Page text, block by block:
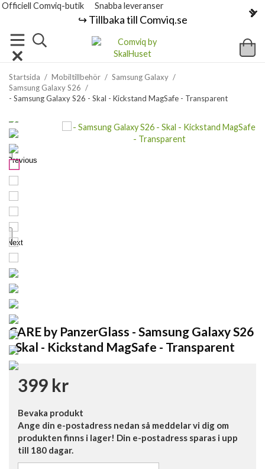
Officiell Comviq-butik Snabba leveranser
↪️ Tillbaka till Comviq.se
Startsida / Mobiltillbehör / Samsung Galaxy /
Samsung Galaxy S26 /
- Samsung Galaxy S26 - Skal - Kickstand MagSafe - Transparent
Previous
Next
CARE by PanzerGlass - Samsung Galaxy S26
- Skal - Kickstand MagSafe - Transparent
399 kr
Bevaka produkt
Ange din e-postadress nedan så meddelar vi dig om
produkten finns i lager! Din e-postadress sparas i upp
till 180 dagar.